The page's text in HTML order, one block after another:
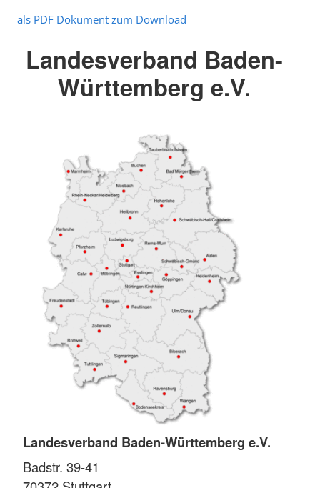
als PDF Dokument zum Download
Landesverband Baden-
Württemberg e.V.
Landesverband Baden-Württemberg e.V.
Badstr. 39-41